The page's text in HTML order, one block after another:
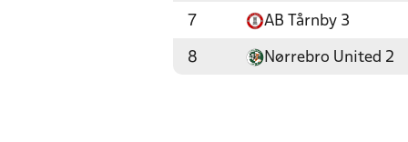
7 AB Tårnby 3
8 Nørrebro United 2